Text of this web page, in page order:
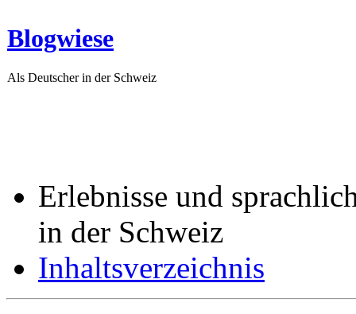
Blogwiese
Als Deutscher in der Schweiz
Erlebnisse und
in der Schweiz
Inhaltsverzeichnis